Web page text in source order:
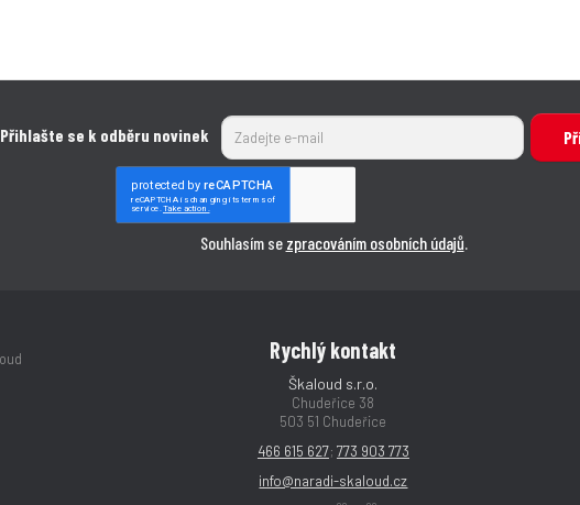
Přihlašte se k odběru novinek
Souhlasím se zpracováním osobních údajů
Rychlý kontakt
Škaloud s.r.o.
Chudeřice 38
503 51 Chudeřice
466 615 627; 773 903 773
info@naradi-skaloud.cz